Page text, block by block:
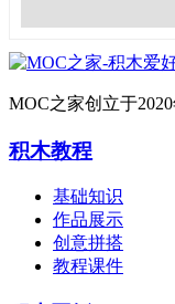
MOC之家创立于
积木教程
基础知识
作品展示
创意拼搭
教程课件